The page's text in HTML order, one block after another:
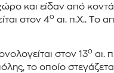
και είδαν από
στον 4ο αι. π.Χ.. Το
στον 13ο αι.
το οποίο